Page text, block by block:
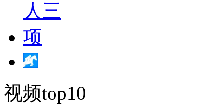
视频top10